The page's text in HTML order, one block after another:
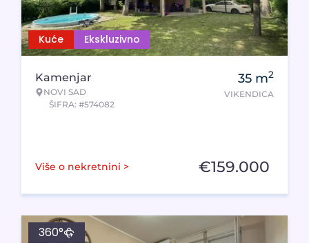
Kuće Ekskluzivno
Kamenjar
NOVI SAD
ŠIFRA: #574082
35 m2
VIKENDICA
Više o nekretnini > €159.000
360°